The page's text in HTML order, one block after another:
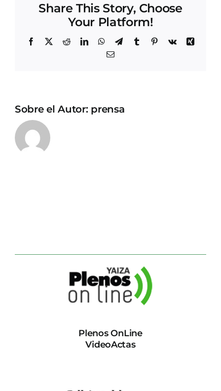
Share This Story, Choose
Your Platform!
Facebook
X RedditLinkedInWhatsApp
TelegramTumblrPinterest
Vk
Xing
Correo
Sobre el Autor: prensa
Plenos OnLine
VideoActas